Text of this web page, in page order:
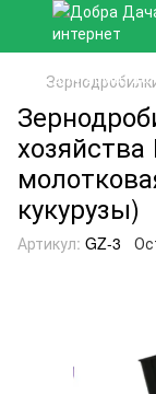
кукурузы)
Артикул: GZ-3